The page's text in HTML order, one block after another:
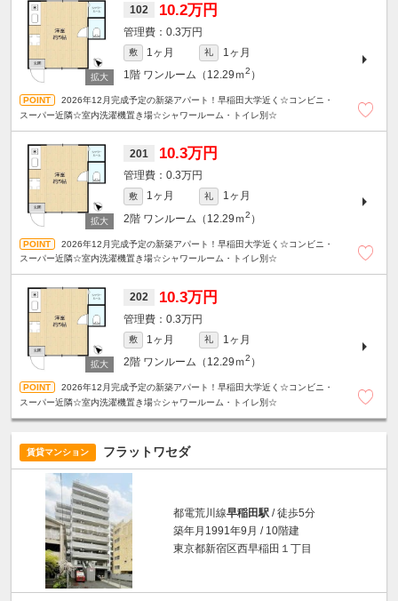
102 10.2万円
0.3万円
敷 1ヶ月 礼
1ヶ月
1階 ワンルーム（12.29ｍ2 ）
2026年12月完成予定の新築アパート！早稲田大学近く☆コンビニ・
スーパー近隣☆室内洗濯機置き場☆シャワールーム・トイレ別☆
201 10.3万円
0.3万円
敷 1ヶ月 礼
1ヶ月
2階 ワンルーム（12.29ｍ2 ）
2026年12月完成予定の新築アパート！早稲田大学近く☆コンビニ・
スーパー近隣☆室内洗濯機置き場☆シャワールーム・トイレ別☆
202 10.3万円
0.3万円
敷 1ヶ月 礼
1ヶ月
2階 ワンルーム（12.29ｍ2 ）
2026年12月完成予定の新築アパート！早稲田大学近く☆コンビニ・
スーパー近隣☆室内洗濯機置き場☆シャワールーム・トイレ別☆
賃貸マンション フラットワセダ
都電荒川線早稲田駅 / 徒歩5分
築年月1991年9月 / 10階建
東京都新宿区西早稲田１丁目